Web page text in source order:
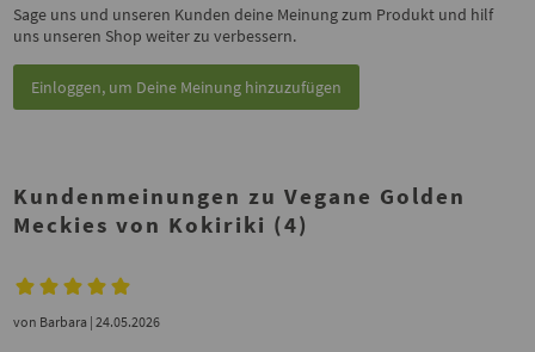
Sage uns und unseren Kunden deine Meinung zum Produkt und hilf
uns unseren Shop weiter zu verbessern.
Einloggen, um Deine Meinung hinzuzufügen
Kundenmeinungen zu Vegane Golden
Meckies von Kokiriki (4)
von Barbara | 24.05.2026